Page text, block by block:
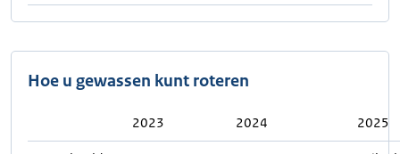
Hoe u gewassen kunt roteren
2023 2024 2025